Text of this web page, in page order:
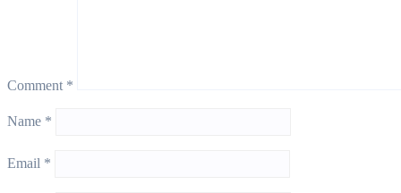
Comment *
Name *
Email *